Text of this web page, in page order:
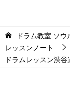
ドラム教室 ソウ
レッスンノート
ドラムレッスン渋